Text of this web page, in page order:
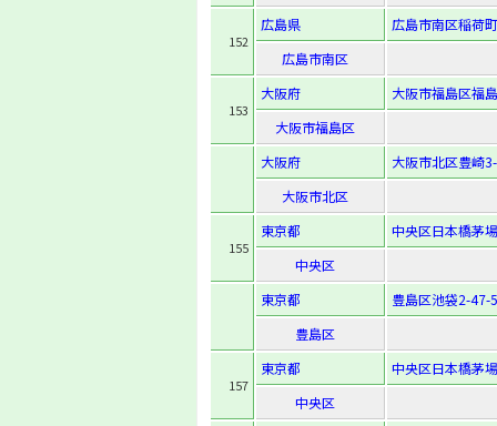
152
広島県
広島市南区稲荷
広島市南区
153
大阪府
大阪市福島区福
大阪市福島区
大阪府
大阪市北区豊崎
大阪市北区
155
東京都
中央区日本橋茅
中央区
東京都
豊島区池袋2-47-5
豊島区
157
東京都
中央区日本橋茅
中央区